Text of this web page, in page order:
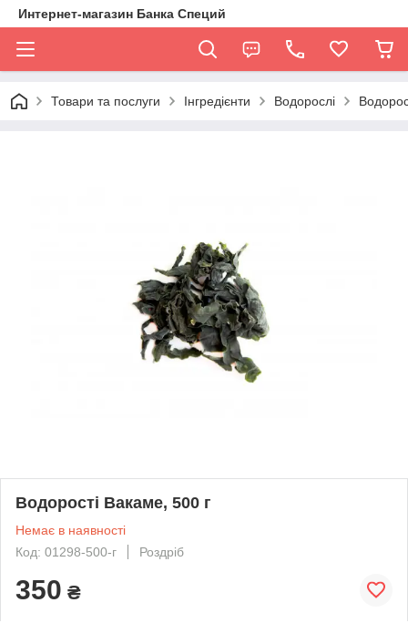
Интернет-магазин Банка Специй
Товари та послуги Інгредієнти Водорослі
Водорості Вакаме, 500 г
Немає в наявності
Код: 01298-500-г
Роздріб
350 ₴